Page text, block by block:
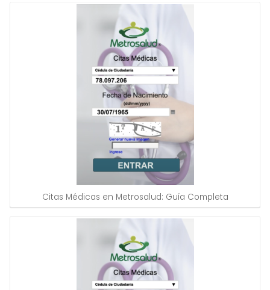
Citas Médicas en Metrosalud: Guía Completa